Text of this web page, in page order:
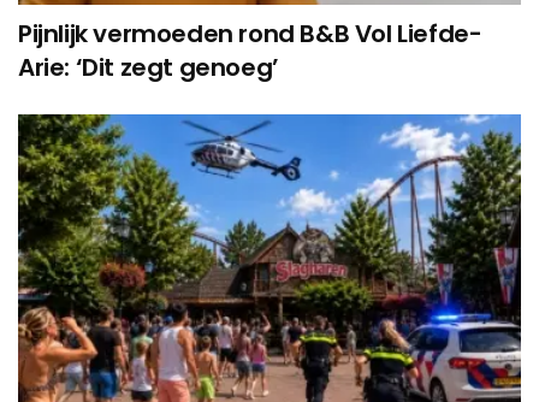
Pijnlijk vermoeden rond B&B Vol Liefde-
Arie: ‘Dit zegt genoeg’